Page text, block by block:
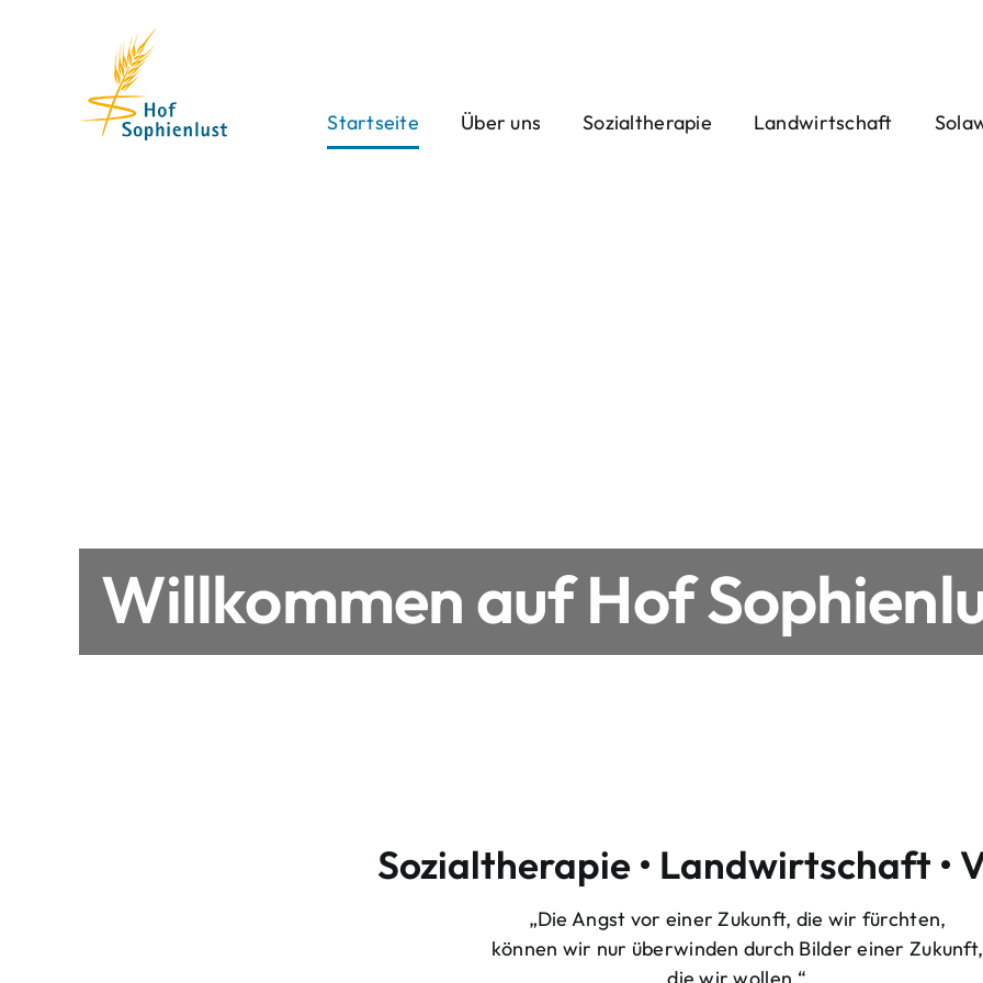
Startseite
Über uns Sozialtherapie Landwirtschaft
Willkommen auf Hof
Sozialtherapie • Landwirtschaft •
„Die Angst vor einer Zukunft, die wir fürchten,
können wir nur überwinden durch Bilder einer Zukunft,